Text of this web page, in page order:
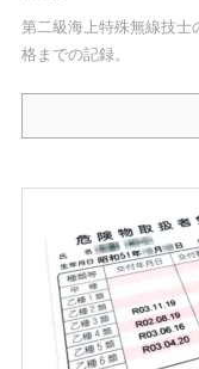
第二級海上特殊無線技士
格までの記録。